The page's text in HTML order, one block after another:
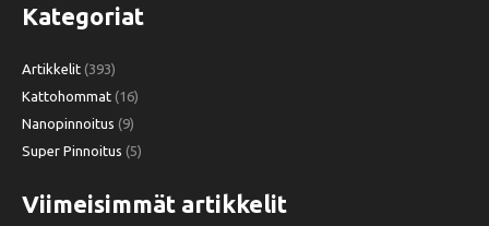
Kategoriat
Artikkelit (393)
Kattohommat (16)
Nanopinnoitus (9)
Super Pinnoitus (5)
Viimeisimmät artikkelit